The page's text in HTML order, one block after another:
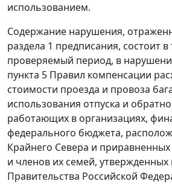
использованием.
Содержание нарушения,
раздела 1 предписания, состоит
проверяемый период, в
пункта 5 Правил компенсации
стоимости проезда и провоза
использования отпуска и
работающих в организациях,
федерального бюджета,
Крайнего Севера и
и членов их семей, утвержденных
Правительства Российской